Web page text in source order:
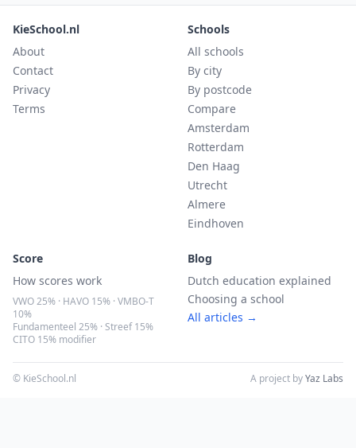
KieSchool.nl
About
Contact
Privacy
Terms
Schools
All schools
By city
By postcode
Compare
Amsterdam
Rotterdam
Den Haag
Utrecht
Almere
Eindhoven
Score
How scores work
VWO 25% · HAVO 15% · VMBO-T
10%
Fundamenteel 25% · Streef 15%
CITO 15% modifier
Blog
Dutch education explained
Choosing a school
All articles →
© KieSchool.nl A project byYaz Labs